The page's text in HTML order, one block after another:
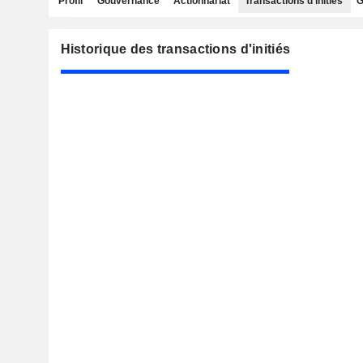
Historique des transactions d'initiés